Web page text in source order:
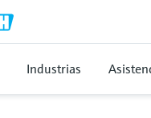
Industrias